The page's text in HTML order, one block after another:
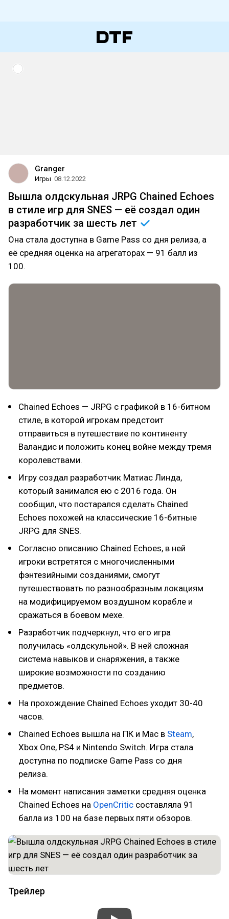
Granger
Игры 08.12.2022
Вышла олдскульная JRPG Chained Echoes
в стиле игр для SNES — её создал один
разработчик за шесть лет
Она стала доступна в Game Pass со дня релиза, а
её средняя оценка на агрегаторах — 91 балл из
100.
Chained Echoes — JRPG с графикой в 16-битном
стиле, в которой игрокам предстоит
отправиться в путешествие по континенту
Валандис и положить конец войне между тремя
королевствами.
Игру создал разработчик Матиас Линда,
который занимался ею с 2016 года. Он
сообщил, что постарался сделать Chained
Echoes похожей на классические 16-битные
JRPG для SNES.
Согласно описанию Chained Echoes, в ней
игроки встретятся с многочисленными
фэнтезийными созданиями, смогут
путешествовать по разнообразным локациям
на модифицируемом воздушном корабле и
сражаться в боевом мехе.
Разработчик подчеркнул, что его игра
получилась «олдскульной». В ней сложная
система навыков и снаряжения, а также
широкие возможности по созданию
предметов.
На прохождение Chained Echoes уходит 30-40
часов.
Chained Echoes вышла на ПК и Mac в Steam,
Xbox One, PS4 и Nintendo Switch. Игра стала
доступна по подписке Game Pass со дня
релиза.
На момент написания заметки средняя оценка
Chained Echoes на OpenCritic составляла 91
балла из 100 на базе первых пяти обзоров.
Трейлер